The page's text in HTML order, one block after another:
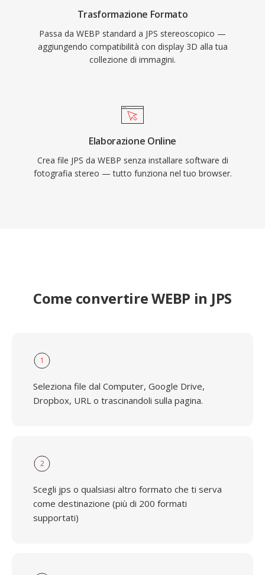
Trasformazione Formato
Passa da WEBP standard a JPS stereoscopico —
aggiungendo compatibilità con display 3D alla tua
collezione di immagini.
Elaborazione Online
Crea file JPS da WEBP senza installare software di
fotografia stereo — tutto funziona nel tuo browser.
Come convertire WEBP in JPS
1
Seleziona file dal Computer, Google Drive,
Dropbox, URL o trascinandoli sulla pagina.
2
Scegli jps o qualsiasi altro formato che ti serva
come destinazione (più di 200 formati
supportati)